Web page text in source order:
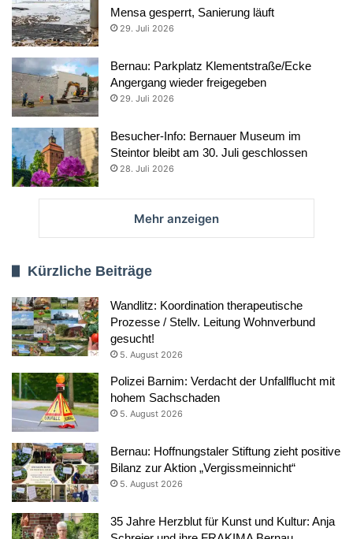
Mensa gesperrt, Sanierung läuft
29. Juli 2026
Bernau: Parkplatz Klementstraße/Ecke
Angergang wieder freigegeben
29. Juli 2026
Besucher-Info: Bernauer Museum im
Steintor bleibt am 30. Juli geschlossen
28. Juli 2026
Mehr anzeigen
Kürzliche Beiträge
Wandlitz: Koordination therapeutische
Prozesse / Stellv. Leitung Wohnverbund
gesucht!
5. August 2026
Polizei Barnim: Verdacht der Unfallflucht mit
hohem Sachschaden
5. August 2026
Bernau: Hoffnungstaler Stiftung zieht positive
Bilanz zur Aktion „Vergissmeinnicht“
5. August 2026
35 Jahre Herzblut für Kunst und Kultur: Anja